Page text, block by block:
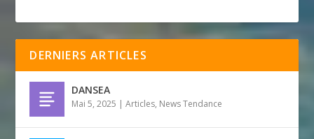
DERNIERS ARTICLES
DANSEA
Mai 5, 2025 |Articles, News Tendance